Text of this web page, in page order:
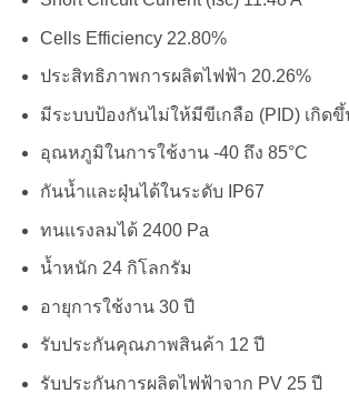
Cells Efficiency 22.80%
ประสิทธิภาพการผลิตไฟฟ้า 20.26%
มีระบบป้องกันไม่ให้มีขีเกลือ (PID) เกิดขึ้
อุณหภูมิในการใช้งาน -40 ถึง 85°C
กันน้ำและฝุ่นได้ในระดับ IP67
ทนแรงลมได้ 2400 Pa
น้ำหนัก 24 กิโลกรัม
อายุการใช้งาน 30 ปี
รับประกันคุณภาพสินค้า 12 ปี
รับประกันการผลิตไฟฟ้าจาก PV 25 ปี